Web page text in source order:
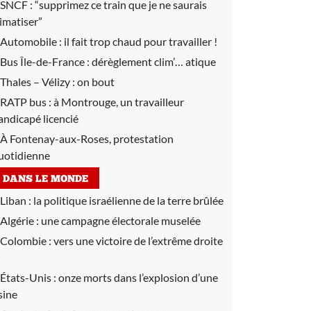
SNCF : “supprimez ce train que je ne saurais
Automobile : il fait trop chaud pour travailler !
Bus Île-de-France : dérèglement clim’… atique
Thales – Vélizy : on bout
RATP bus : à Montrouge, un travailleur
licencié
À Fontenay-aux-Roses, protestation
DANS LE MONDE
Liban : la politique israélienne de la terre brûlée
Algérie : une campagne électorale muselée
Colombie : vers une victoire de l’extrême droite
États-Unis : onze morts dans l’explosion d’une